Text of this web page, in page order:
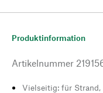
Produktinformation
Artikelnummer
Vielseitig: für Strand,